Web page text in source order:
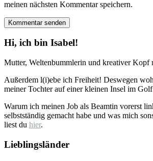
meinen nächsten Kommentar speichern.
Hi, ich bin Isabel!
Mutter, Weltenbummlerin und kreativer Kopf
Außerdem l(i)ebe ich Freiheit! Deswegen
meiner Tochter auf einer kleinen Insel im
Warum ich meinen Job als Beamtin vorerst
selbstständig gemacht habe und was mich
liest du hier.
Lieblingsländer